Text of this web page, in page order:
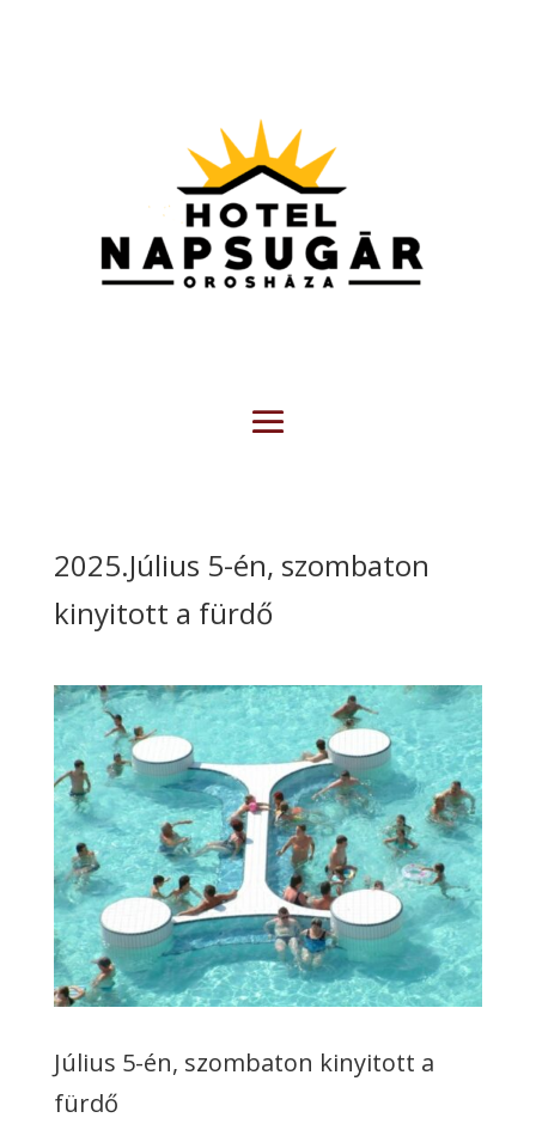
2025.Július 5-én, szombaton
kinyitott a fürdő
Július 5-én, szombaton kinyitott a
fürdő